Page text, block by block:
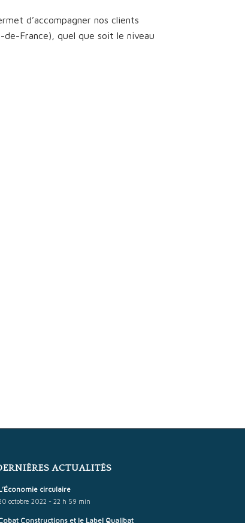
d’accompagner nos clients
France), quel que soit le niveau
ACTUALITÉS
circulaire
octobre 2022 - 22 h 59 min
Constructions et le Label Qualibat